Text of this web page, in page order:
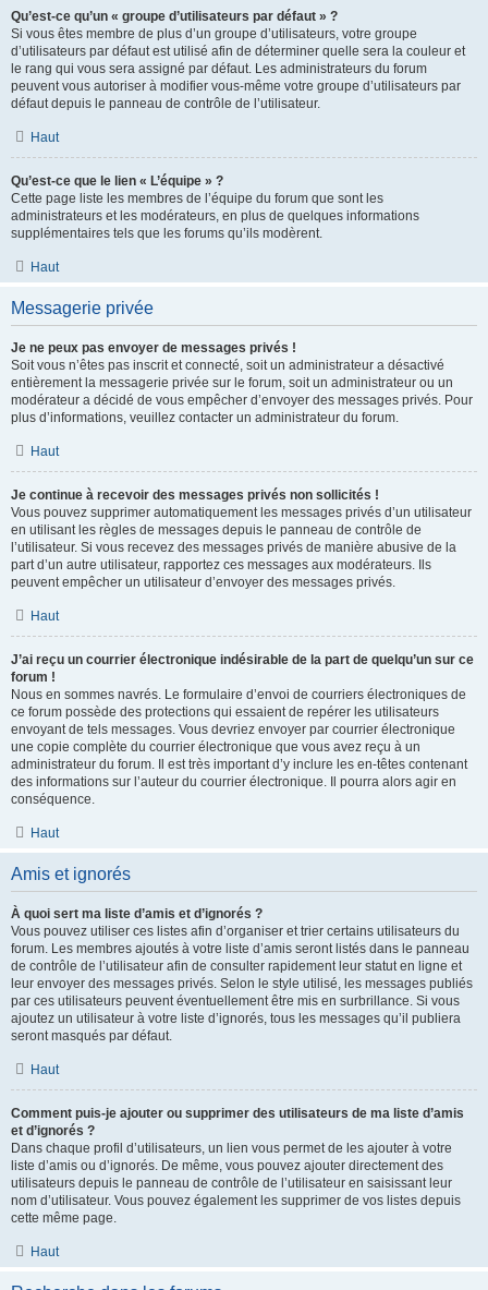
Qu’est-ce qu’un « groupe d’utilisateurs par défaut » ?
Si vous êtes membre de plus d’un groupe d’utilisateurs, votre groupe
d’utilisateurs par défaut est utilisé afin de déterminer quelle sera la couleur et
le rang qui vous sera assigné par défaut. Les administrateurs du forum
peuvent vous autoriser à modifier vous-même votre groupe d’utilisateurs par
défaut depuis le panneau de contrôle de l’utilisateur.
Haut
Qu’est-ce que le lien « L’équipe » ?
Cette page liste les membres de l’équipe du forum que sont les
administrateurs et les modérateurs, en plus de quelques informations
supplémentaires tels que les forums qu’ils modèrent.
Haut
Messagerie privée
Je ne peux pas envoyer de messages privés !
Soit vous n’êtes pas inscrit et connecté, soit un administrateur a désactivé
entièrement la messagerie privée sur le forum, soit un administrateur ou un
modérateur a décidé de vous empêcher d’envoyer des messages privés. Pour
plus d’informations, veuillez contacter un administrateur du forum.
Haut
Je continue à recevoir des messages privés non sollicités !
Vous pouvez supprimer automatiquement les messages privés d’un utilisateur
en utilisant les règles de messages depuis le panneau de contrôle de
l’utilisateur. Si vous recevez des messages privés de manière abusive de la
part d’un autre utilisateur, rapportez ces messages aux modérateurs. Ils
peuvent empêcher un utilisateur d’envoyer des messages privés.
Haut
J’ai reçu un courrier électronique indésirable de la part de quelqu’un sur ce
forum !
Nous en sommes navrés. Le formulaire d’envoi de courriers électroniques de
ce forum possède des protections qui essaient de repérer les utilisateurs
envoyant de tels messages. Vous devriez envoyer par courrier électronique
une copie complète du courrier électronique que vous avez reçu à un
administrateur du forum. Il est très important d’y inclure les en-têtes contenant
des informations sur l’auteur du courrier électronique. Il pourra alors agir en
conséquence.
Haut
Amis et ignorés
À quoi sert ma liste d’amis et d’ignorés ?
Vous pouvez utiliser ces listes afin d’organiser et trier certains utilisateurs du
forum. Les membres ajoutés à votre liste d’amis seront listés dans le panneau
de contrôle de l’utilisateur afin de consulter rapidement leur statut en ligne et
leur envoyer des messages privés. Selon le style utilisé, les messages publiés
par ces utilisateurs peuvent éventuellement être mis en surbrillance. Si vous
ajoutez un utilisateur à votre liste d’ignorés, tous les messages qu’il publiera
seront masqués par défaut.
Haut
Comment puis-je ajouter ou supprimer des utilisateurs de ma liste d’amis
et d’ignorés ?
Dans chaque profil d’utilisateurs, un lien vous permet de les ajouter à votre
liste d’amis ou d’ignorés. De même, vous pouvez ajouter directement des
utilisateurs depuis le panneau de contrôle de l’utilisateur en saisissant leur
nom d’utilisateur. Vous pouvez également les supprimer de vos listes depuis
cette même page.
Haut